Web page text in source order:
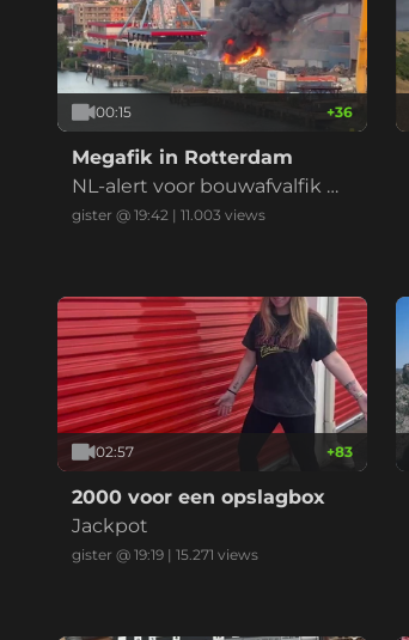
00:15 +36
Megafik in Rotterdam
NL-alert voor bouwafvalfik m
et zwarte reauk bij recycling
gister @ 19:42 | 11.003 views
02:57 +83
2000 voor een opslagbox
Jackpot
gister @ 19:19 | 15.271 views